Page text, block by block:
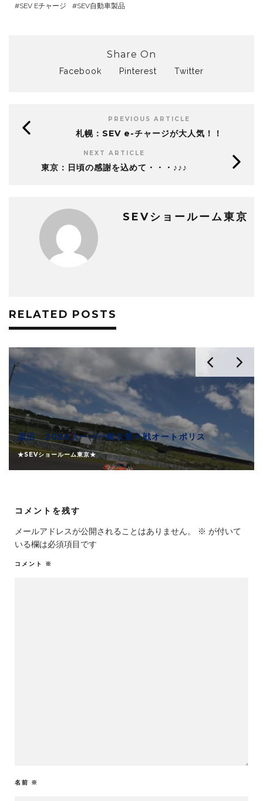
SEV Eチャージ SEV自動車製品
Share On
Facebook Pinterest Twitter
PREVIOUS ARTICLE
札幌：SEV e-チャージが大人気！！
NEXT ARTICLE
東京：日頃の感謝を込めて・・・♪♪♪
SEVショールーム東京
RELATED POSTS
黒沼：2026スーパー耐久第４戦オートポリス
★SEVショールーム東京★
コメントを残す
メールアドレスが公開されることはありません。 ※ が付いて
いる欄は必須項目です
コメント ※
名前 ※